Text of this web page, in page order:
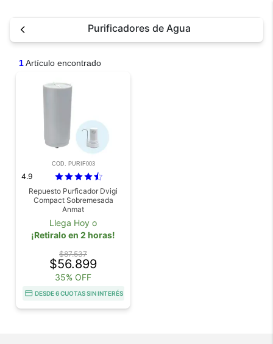
Purificadores de Agua
1Artículo encontrado
COD. PURIF003
4.9
Repuesto Purficador Dvigi
Compact Sobremesada
Anmat
Llega Hoy o
¡Retiralo en 2 horas!
$87.537
$56.899
35% OFF
DESDE 6 CUOTAS SIN INTERÉS